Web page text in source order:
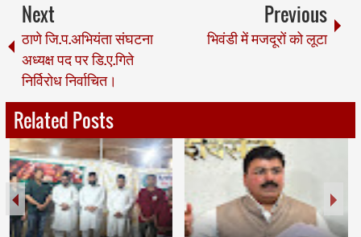
Next
ठाणे जि.प.अभियंता संघटना
अध्यक्ष पद पर डि.ए.गिते
निर्विरोध निर्वाचित।
Previous
भिवंडी में मजदूरों को लूटा
Related Posts